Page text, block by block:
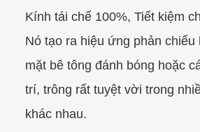
Kính tái chế 100%, Tiết kiệm
Nó tạo ra hiệu ứng phản chiếu
mặt bê tông đánh bóng hoặc
trí, trông rất tuyệt vời trong
khác nhau.